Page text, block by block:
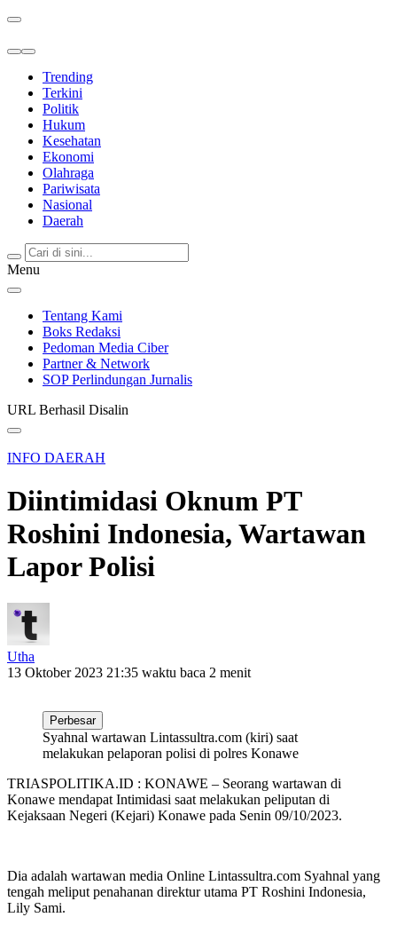
Trending
Terkini
Politik
Hukum
Kesehatan
Ekonomi
Olahraga
Pariwisata
Nasional
Daerah
Menu
Tentang Kami
Boks Redaksi
Pedoman Media Ciber
Partner & Network
SOP Perlindungan Jurnalis
URL Berhasil Disalin
INFO DAERAH
Diintimidasi Oknum PT
Roshini Indonesia, Wartawan
Lapor Polisi
Utha
13 Oktober 2023 21:35 waktu baca 2 menit
Perbesar
Syahnal wartawan Lintassultra.com (kiri) saat
melakukan pelaporan polisi di polres Konawe
TRIASPOLITIKA.ID : KONAWE – Seorang wartawan di
Konawe mendapat Intimidasi saat melakukan peliputan di
Kejaksaan Negeri (Kejari) Konawe pada Senin 09/10/2023.
Dia adalah wartawan media Online Lintassultra.com Syahnal yang
tengah meliput penahanan direktur utama PT Roshini Indonesia,
Lily Sami.